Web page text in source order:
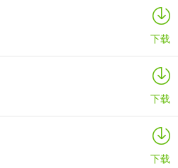
下载
下载
下载